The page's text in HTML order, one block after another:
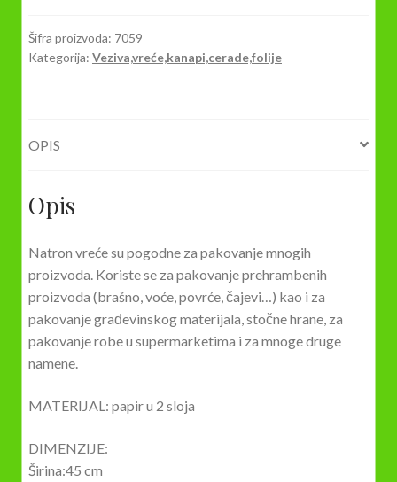
količina
Šifra proizvoda: 7059
Kategorija: Veziva,vreće,kanapi,cerade,folije
OPIS
Opis
Natron vreće su pogodne za pakovanje mnogih
proizvoda. Koriste se za pakovanje prehrambenih
proizvoda (brašno, voće, povrće, čajevi…) kao i za
pakovanje građevinskog materijala, stočne hrane, za
pakovanje robe u supermarketima i za mnoge druge
namene.
MATERIJAL: papir u 2 sloja
DIMENZIJE:
Širina:45 cm